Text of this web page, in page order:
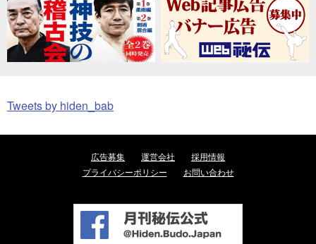
Tweets by hiden_bab
広告募集 運営会社
採用情報
プライバシーポリシー
お問い合わせ